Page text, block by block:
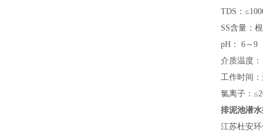
TDS：
SS含量：
pH： 6～9
介质温度
工作时间
氯离子：
排泥池潜水
江苏杜安